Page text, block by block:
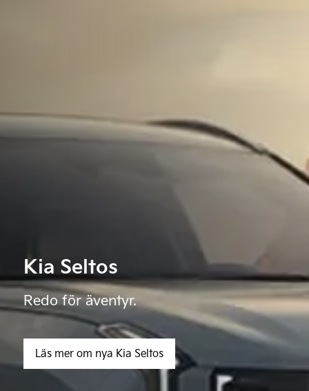
Kia Seltos
Redo för äventyr.
Läs mer om nya Kia Seltos